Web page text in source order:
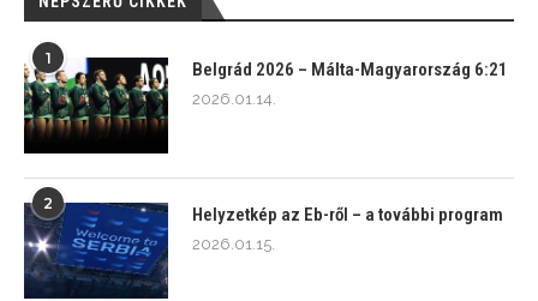
1
Belgrád 2026 – Málta-Magyarország 6:21
2026.01.14.
2
Helyzetkép az Eb-ről – a további program
2026.01.15.